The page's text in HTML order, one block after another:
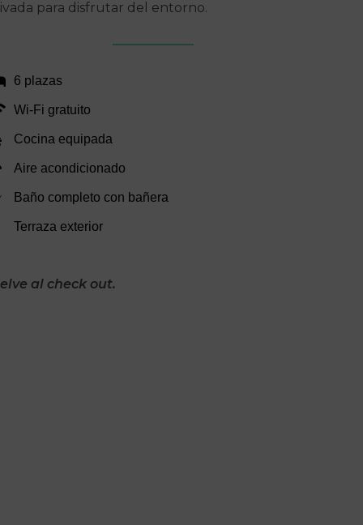
para disfrutar del entorno.
6 plazas
Wi‑Fi gratuito
Cocina equipada
Aire acondicionado
Baño completo con bañera
Terraza exterior
al check out.